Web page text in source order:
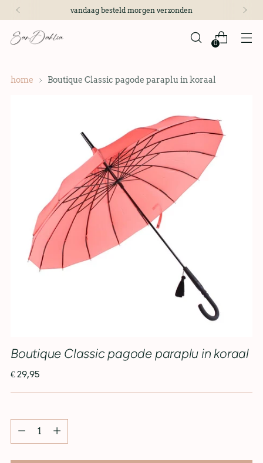
vandaag besteld morgen verzonden
0
home Boutique Classic pagode paraplu in koraal
Boutique Classic pagode paraplu in koraal
€ 29,95